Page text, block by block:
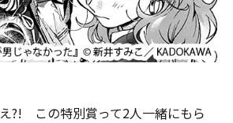
え?! この特別賞って2人一緒にもら